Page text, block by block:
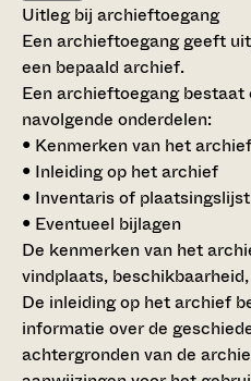
Uitleg bij archieftoegang
Een archieftoegang geeft
een bepaald archief.
Een archieftoegang
navolgende onderdelen:
• Kenmerken van het archief
• Inleiding op het archief
• Inventaris of plaatsingslijst
• Eventueel bijlagen
De kenmerken van het
vindplaats,
De inleiding op het archief
informatie over de
achtergronden van de